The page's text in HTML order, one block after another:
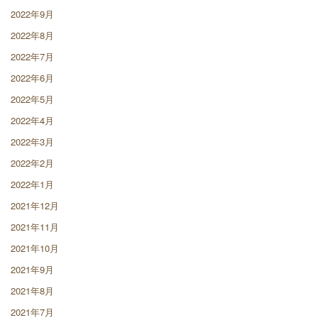
2022年9月
2022年8月
2022年7月
2022年6月
2022年5月
2022年4月
2022年3月
2022年2月
2022年1月
2021年12月
2021年11月
2021年10月
2021年9月
2021年8月
2021年7月